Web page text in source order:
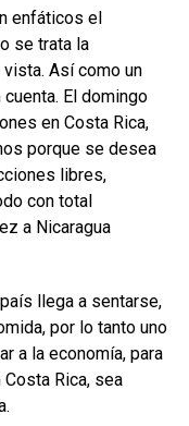
enfáticos el
se trata la
Así como un
El domingo
en Costa Rica,
porque se desea
libres,
con total
a Nicaragua
llega a sentarse,
por lo tanto uno
a la economía, para
Rica, sea